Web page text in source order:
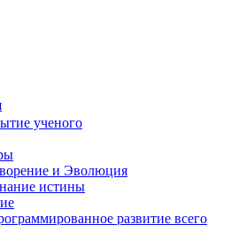
ученого
и Эволюция
истины
развитие всего